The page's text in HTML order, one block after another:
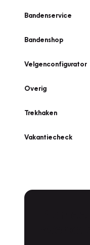
Bandenservice
Bandenshop
Velgenconfigurator
Overig
Trekhaken
Vakantiecheck